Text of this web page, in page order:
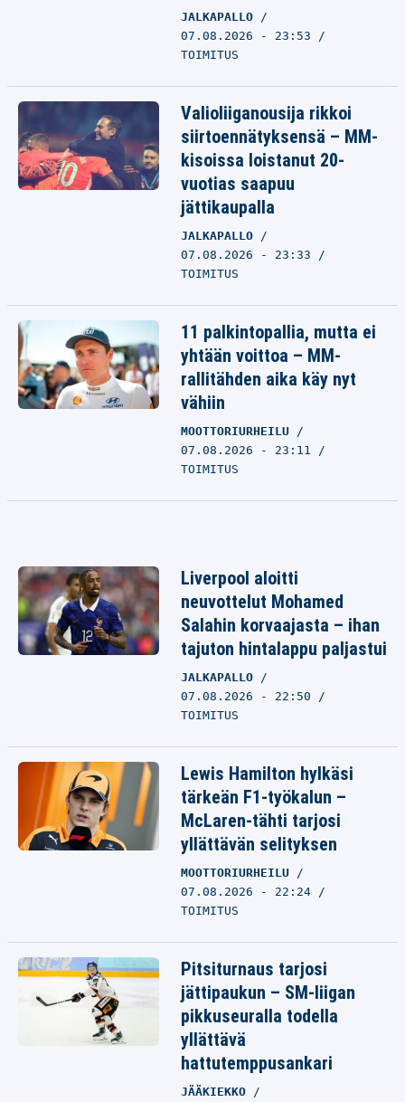
JALKAPALLO
07.08.2026 - 23:53
TOIMITUS
Valioliiganousija rikkoi
siirtoennätyksensä – MM-
kisoissa loistanut 20-
vuotias saapuu
jättikaupalla
JALKAPALLO
07.08.2026 - 23:33
TOIMITUS
11 palkintopallia, mutta ei
yhtään voittoa – MM-
rallitähden aika käy nyt
vähiin
MOOTTORIURHEILU
07.08.2026 - 23:11
TOIMITUS
Liverpool aloitti
neuvottelut Mohamed
Salahin korvaajasta – ihan
tajuton hintalappu paljastui
JALKAPALLO
07.08.2026 - 22:50
TOIMITUS
Lewis Hamilton hylkäsi
tärkeän F1-työkalun –
McLaren-tähti tarjosi
yllättävän selityksen
MOOTTORIURHEILU
07.08.2026 - 22:24
TOIMITUS
Pitsiturnaus tarjosi
jättipaukun – SM-liigan
pikkuseuralla todella
yllättävä
hattutemppusankari
JÄÄKIEKKO